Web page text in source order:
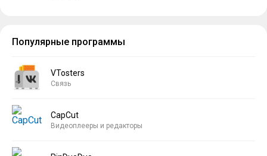
Популярные программы
VTosters
Связь
CapCut
Видеоплееры и редакторы